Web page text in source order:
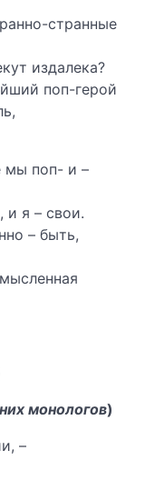
странные
издалека?
поп-герой
мы поп- и –
и я – свои.
– быть,
монологов)
–